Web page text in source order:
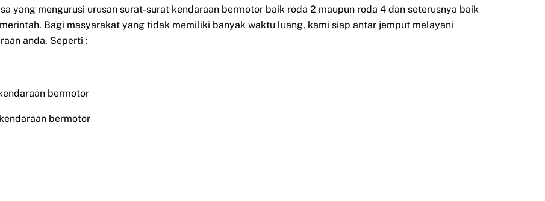
yang mengurusi urusan surat-surat kendaraan bermotor baik roda 2 maupun roda 4 dan seterusnya baik
Bagi masyarakat yang tidak memiliki banyak waktu luang, kami siap antar jemput melayani
anda. Seperti :
bermotor
bermotor